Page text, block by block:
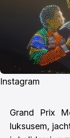
Instagram
Grand Prix
luksusem,